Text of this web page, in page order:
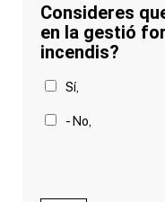
Consideres
en la gestió
incendis?
Sí,
- No,